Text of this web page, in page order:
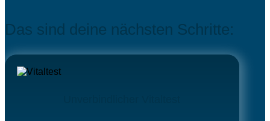
Das sind deine nächsten Schritte: